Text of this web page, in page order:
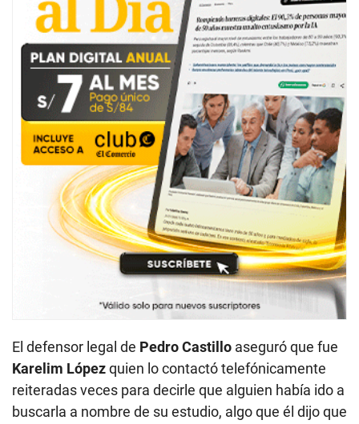
El defensor legal de Pedro Castillo aseguró que fue
Karelim Lópezquien lo contactó telefónicamente
reiteradas veces para decirle que alguien había ido a
buscarla a nombre de su estudio, algo que él dijo que